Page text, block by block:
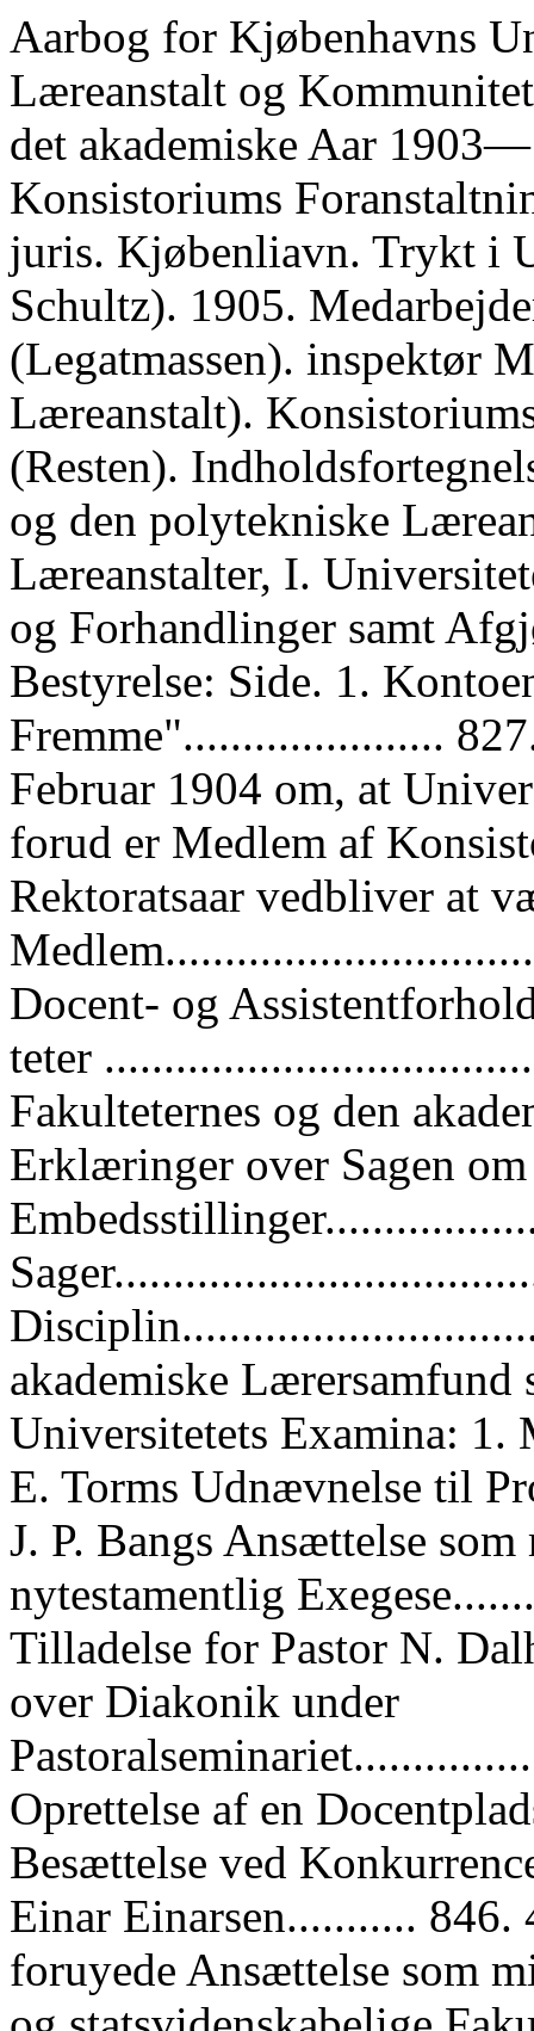
Aarbog for Kjøbenhavns Universitet, den polytekniske Læreanstalt og Kommunitetet, indeholdende Meddelelser for det akademiske Aar 1903—1904 udgivet efter Konsistoriums Foranstaltning af I I. ]Vtatzen, Professor, Dr. juris. Kjøbenliavn. Trykt i Universitetsbogtrykkeriet (J. H. Schultz). 1905. Medarbejdere: Kontorchef Alfr. Holck (Legatmassen). inspektør M. C. Harding (den polytekniske Læreanstalt). Konsistoriums Fuldmægtig M. Clausen (Resten). Indholdsfortegnelse. Først© Afsnit. Universitetets og den polytekniske Læreanstalts Forhold som Læreanstalter, I. Universitetet. A. Almindelige Bestemmelser og Forhandlinger samt Afgjørelser af enkelte Tilfælde. I. Bestyrelse: Side. 1. Kontoen „Til videnskabelige Formaals Fremme"...................... 827. 2. Kgl. Resolution af 1ste Februar 1904 om, at Universitetets Rektor, hvis han ikke forud er Medlem af Konsistorium, i det følgende Rektoratsaar vedbliver at være Medlem.......................................... 829. 3. Oplysninger om Docent- og Assistentforholdene ved Universitetets Fakul- teter ............................................................. 829. 4. Fakulteternes og den akademiske Lærerforsamlings Erklæringer over Sagen om Kvinders Adgang til Embedsstillinger...................... 838. 5. Forskjellige Sager................................................. 841. G. Akademisk Disciplin............................................... 843. II. Det akademiske Lærersamfund samt Censorerne ved Universitetets Examina: 1. Midlertidig Lærer, Lic. theol. Fr. E. Torms Udnævnelse til Professor i Theologi og Lic. theol. J. P. Bangs Ansættelse som midlertidig Lærer i nytestamentlig Exegese............................................. 843. 2. Tilladelse for Pastor N. Dalhoff til at holde Forelæsninger over Diakonik under Pastoralseminariet............................................ 840. 3. Oprettelse af en Docentplads i Statsøkonomi og dens Besættelse ved Konkurrence med Overretssagfører, Dr. jur. Einar Einarsen........... 846. 4. Cand. jur. P. Jolis. Jørgensens foruyede Ansættelse som midlertidig Docent under det rets- og statsvidenskabelige Fakultet ............... 850. 5. Professor, Dr. med. O. Blochs Fratræden som Lærer i klinisk Kirurgi og Tiltræden som Lærer i operativ Kirurgi og Professor, Dr. med. T. Rovsings Fratræden som Lærer i operativ Kirurgi og Tiltræden som Lærer i klinisk Kirurgi.......................................................... 852. 6. Professor extraordinarius, Dr. phil. Holger Pedersens Optagelse som Medlem af det filosofiske Fakultet................................... 853. 7. Forslag om Forhøjelse af det Dr. phil. Vald. Vedel tillagte Honorar for at holde Forelæsninger over almindelig Litteraturhistorie.............. 853. IV Side. 8. Forslag om Forhøjelse af det Dr. phil. A. Olrik tillagte Honorar for at holde Forelæsninger over nordiske Folkeminder ....................., 854. 9. Forslag om Forhøjelse af det Dr. phil. Edv. Lehmann tillagte Honorar for at holde Forelæsninger over Religionshistorie.................... 856. 10. Forslag om Honorar til Dr. phil. Kr. Sandfeld Jensen for at holde Fore- læsninger og Øvelser over romansk Filologi......................... 857. 11. Ansættelse af en Hjælpedocent i Mineralogi og Krystallografi samt Honorar til Cand. mag. J. P. J. Ravn for at gjennemgaa udvalgte Afsnit af Forsteningslæren......................................... 860. 12. Dr. phil. R. S. Berghs Afgang som midlertidig Docent i Embryologi og Histologi......................................................... 874. 13. Forslag om Oprettelse af en Docentpost i Mathematik............... 875. 14. Forslag om Ansættelse af en Professor i regnende (eller praktisk) Mathematik m. m................................................. 879. III. Forelæsninger, Øvelser og Examina: 1. Den filosofiske Prøve............................................. 881. 2. Forelæsninger og Examina under det theologiske Fakultet............. 882. 3. Forelæsninger og Examina under det rets- og statsvidenskabelige Fakultet: a. Kgl. Anordning af 19de November 1903 om Bortfalden af Tillægs- prøve i Latin for visse juridiske Studerende....................... 882. b. Bemyndigelse for Docent, Overretssagfører O. Johansen til at deltage i Bedømmelsen af de skriftlige Examensopgaver......................................884. c. Den juridiske Fællesprøve .........................................................................884. d. Den fuldstændige juridiske Embedsexamens 2den Del............................884. 4. Forelæsninger og Examina under det lægevidenskabelige Fakultet: a. Vederlag til de under Professorerne i normal Anatomi, Fysiologi og almindelig Pathologi ansatte Assistenter for Deltagelse i Undervis- ningen